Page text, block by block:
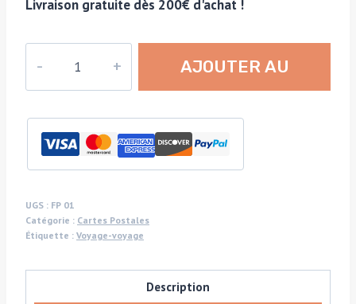
Livraison gratuite dès 200€ d'achat !
"Cutting
the
Wake",
Ronnie
Waterskiing
in
Africa
AJOUTER AU
PANIER
UGS : FP 01
Catégorie : Cartes Postales
Étiquette : Voyage-voyage
Description